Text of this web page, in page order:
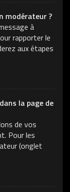
modérateur ?
à
rapporter le
aux étapes
la page de
de vos
Pour les
(onglet